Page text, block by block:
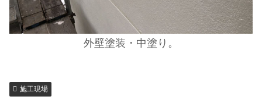
外壁塗装・中塗り。
施工現場